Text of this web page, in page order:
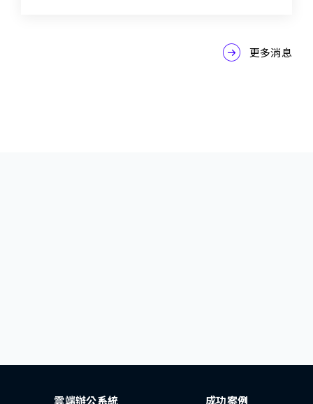
更多消息
雲端辦公系統 成功案例